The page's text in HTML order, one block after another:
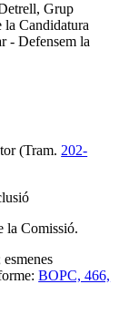
Grup
la Candidatura
- Defensem la
(Tram. 202-
la Comissió.
esmenes
BOPC, 466,